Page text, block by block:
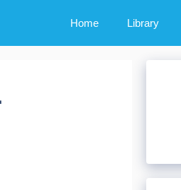
Home Library